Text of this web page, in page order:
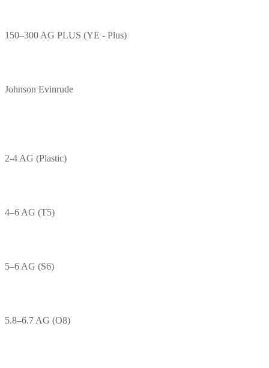
150–300 AG PLUS (YE - Plus)
Johnson Evinrude
2-4 AG (Plastic)
4–6 AG (T5)
5–6 AG (S6)
5.8–6.7 AG (O8)